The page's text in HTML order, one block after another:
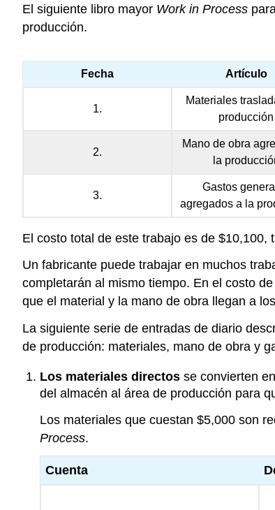
El siguiente libro mayor Work in Process
producción.
Fecha
Artículo
1.
Materiales
producción
2.
Mano de obra
la
3.
Gastos
agregados a la
El costo total de este trabajo es de
Un fabricante puede trabajar en muchos
completarán al mismo tiempo. En el costo
que el material y la mano de obra llegan a
La siguiente serie de entradas de diario
de producción: materiales, mano de obra y
Los materiales directosse convierten
del almacén al área de producción para
Los materiales que cuestan $5,000 son
Process.
Cuenta